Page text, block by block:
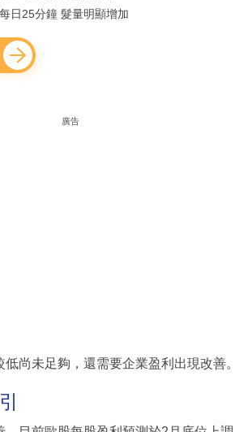
日25分鐘 髮量明顯增加
廣告
尚未足夠，還需要企業盈利出現改善。